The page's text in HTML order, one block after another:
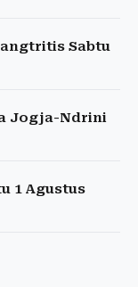
Sabtu
Jogja-Ndrini
1 Agustus